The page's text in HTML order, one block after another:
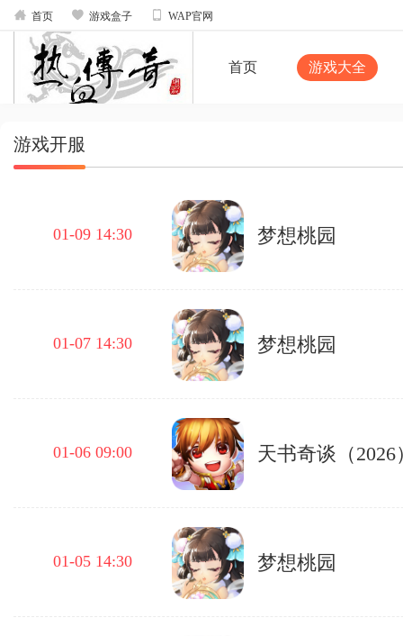
 首页  游戏盒子  WAP官网
首页 游戏大全
游戏开服
01-09 14:30 梦想桃园
01-07 14:30 梦想桃园
01-06 09:00 天书奇谈（2026
01-05 14:30 梦想桃园